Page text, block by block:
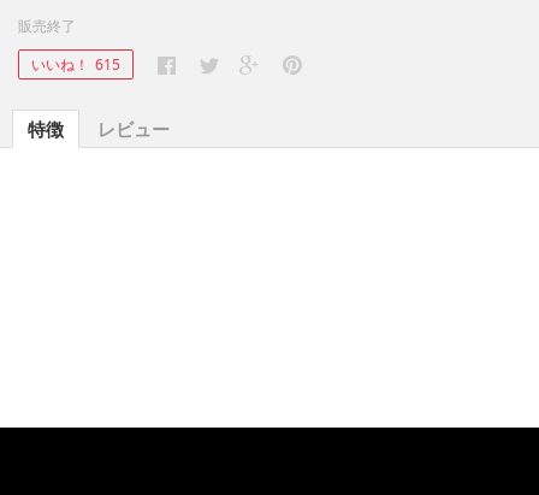
販売終了
いいね！ 615
特徴 レビュー